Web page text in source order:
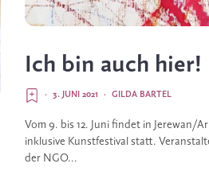
Ich bin auch hier!
GILDA BARTEL
·
3. JUNI 2021
·
Vom 9. bis 12. Juni findet in Jerewan/
inklusive Kunstfestival statt.
der NGO...